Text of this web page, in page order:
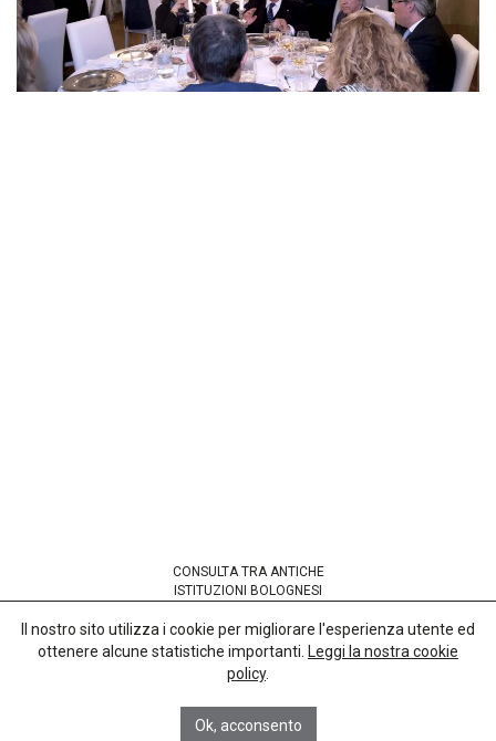
CONSULTA TRA ANTICHE
ISTITUZIONI BOLOGNESI
codice fiscale 91265380377
Sede presso
Basilica di San Petronio
40124 Bologna
info@anticheistituzionibolognesi.org
Il nostro sito utilizza i cookie per migliorare l'esperienza utente ed
ottenere alcune statistiche importanti. Leggi la nostra cookie
policy.
Ok, acconsento